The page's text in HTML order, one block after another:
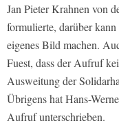
Jan Pieter Krahnen von
formulierte, darüber
eigenes Bild machen.
Fuest, dass der Aufruf
Ausweitung der
Übrigens hat Hans-
Aufruf unterschrieben.